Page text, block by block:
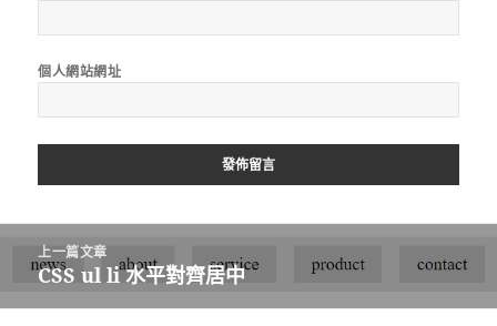
個人網站網址
導
上一篇文章
上
CSS ul li 水平對齊居中